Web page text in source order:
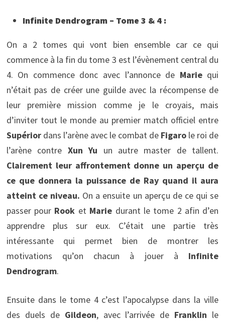
Infinite Dendrogram – Tome 3 & 4 :
On a 2 tomes qui vont bien ensemble car ce qui
commence à la fin du tome 3 est l’évènement central du
4. On commence donc avec l’annonce de Marie qui
n’était pas de créer une guilde avec la récompense de
leur première mission comme je le croyais, mais
d’inviter tout le monde au premier match officiel entre
Supérior dans l’arène avec le combat de Figaro le roi de
l’arène contre Xun Yu un autre master de tallent.
Clairement leur affrontement donne un aperçu de
ce que donnera la puissance de Ray quand il aura
atteint ce niveau. On a ensuite un aperçu de ce qui se
passer pour Rook et Marie durant le tome 2 afin d’en
apprendre plus sur eux. C’était une partie très
intéressante qui permet bien de montrer les
motivations qu’on chacun à jouer à Infinite
Dendrogram.
Ensuite dans le tome 4 c’est l’apocalypse dans la ville
des duels de Gildeon, avec l’arrivée de Franklin le